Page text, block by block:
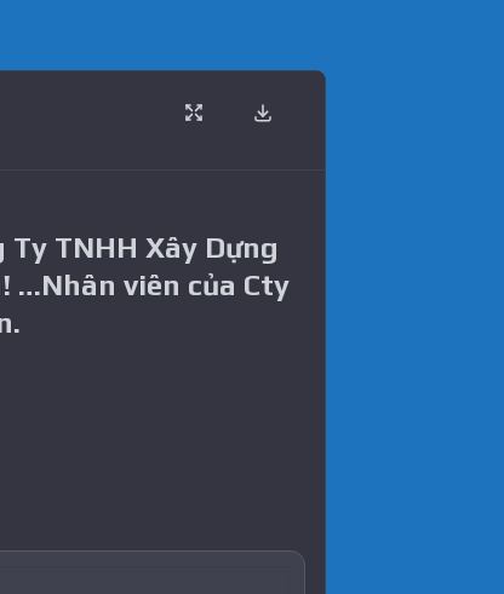
Ty TNHH Xây Dựng
…Nhân viên của Cty